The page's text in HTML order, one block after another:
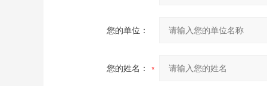
您的单位：
您的姓名：